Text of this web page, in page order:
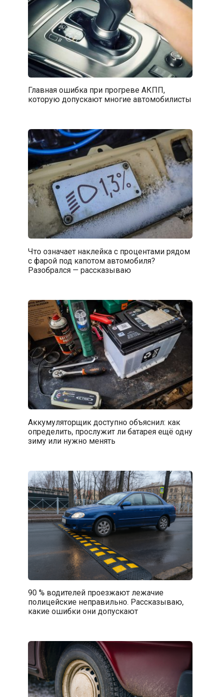
Главная ошибка при прогреве АКПП,
которую допускают многие автомобилисты
Что означает наклейка с процентами рядом
с фарой под капотом автомобиля?
Разобрался — рассказываю
Аккумуляторщик доступно объяснил: как
определить, прослужит ли батарея ещё одну
зиму или нужно менять
90 % водителей проезжают лежачие
полицейские неправильно. Рассказываю,
какие ошибки они допускают